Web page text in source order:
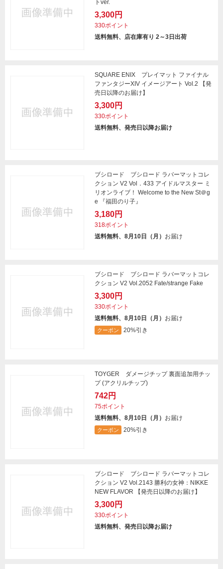
トver.
3,300円
330ポイント
送料無料、店在庫有り 2～3日出荷
SQUARE ENIX プレイマット ファイナル
ファンタジーXIV イメージアート Vol.2 【発
売日以降のお届け】
3,300円
330ポイント
送料無料、発売日以降お届け
ブシロード ブシロード ラバーマットコレ
クション V2 Vol．433 アイドルマスター ミ
リオンライブ！ Welcome to the New St＠g
e 『福田のり子』
3,180円
318ポイント
送料無料、8月10日（月） お届け
ブシロード ブシロード ラバーマットコレ
クション V2 Vol.2052 Fate/strange Fake
3,300円
330ポイント
送料無料、8月10日（月） お届け
クーポン 20%引き
TOYGER ダメージチップ 裏面追加用チッ
プ (アクリルチップ)
742円
75ポイント
送料無料、8月10日（月） お届け
クーポン 20%引き
ブシロード ブシロード ラバーマットコレ
クション V2 Vol.2143 勝利の女神：NIKKE
NEW FLAVOR 【発売日以降のお届け】
3,300円
330ポイント
送料無料、発売日以降お届け